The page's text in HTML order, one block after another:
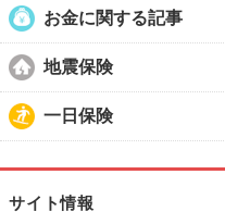
お金に関する記事
地震保険
一日保険
サイト情報